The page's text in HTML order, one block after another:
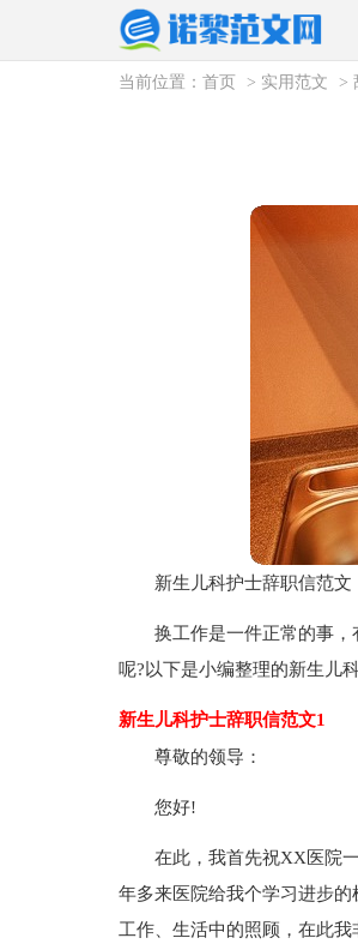
当前位置： 首页 > 实用范文 >
新生儿科护士辞职信范文
换工作是一件正常的事
呢?以下是小编整理的新生儿
新生儿科护士辞职信范文1
尊敬的领导：
您好!
在此，我首先祝XX医院
年多来医院给我个学习进步
工作、生活中的照顾，在此